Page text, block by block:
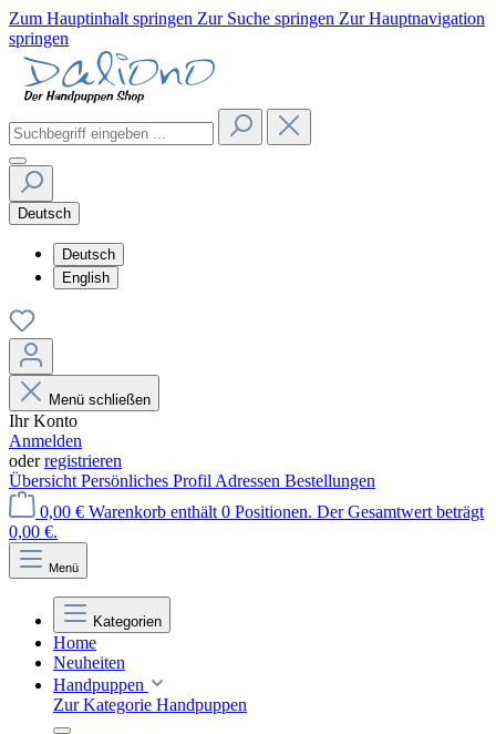
Zum Hauptinhalt springen Zur Suche springen Zur Hauptnavigation
springen
Deutsch
Deutsch
English
Menü schließen
Ihr Konto
Anmelden
oderregistrieren
Übersicht Persönliches Profil Adressen Bestellungen
0,00 € Warenkorb enthält 0 Positionen. Der Gesamtwert beträgt
0,00 €.
Menü
Kategorien
Home
Neuheiten
Handpuppen
Zur Kategorie Handpuppen